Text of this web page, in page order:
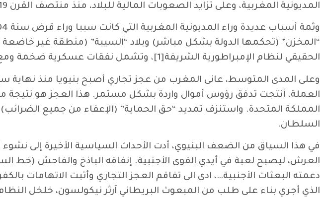
المديونية المغربية، وعلى تزايد الصعوبات المالية للبلاد، منذ منتصف القرن 19 الى غاية 1904
“المخزن” (تحكمها الدولة بشكل مباشر) وبلاد “السيبة” (منطقة غير
الحقيقي لنظام الإمبراطورية الشريفة[1]، وتشمل نفقات عسكرية ضخمة ومع ذلك فشلت في إخضاع القبائل المعادية.
المملكة المتحدة. واستنزف تمديد “حق الحماية” (الإعفاء من جميع
السلطان.
العرش، ليصبح لعبة في أيدي القوى الأجنبية. إنفاقه الباذخ والفاحش (خط
دعمته البعثات الأجنبية…، ادى الى تفاقم العجز التجاري وأثبت الاتهامات
الذي أجري بناء على طلب من المبعوث البريطاني آرثر نيكولسون، خلخل